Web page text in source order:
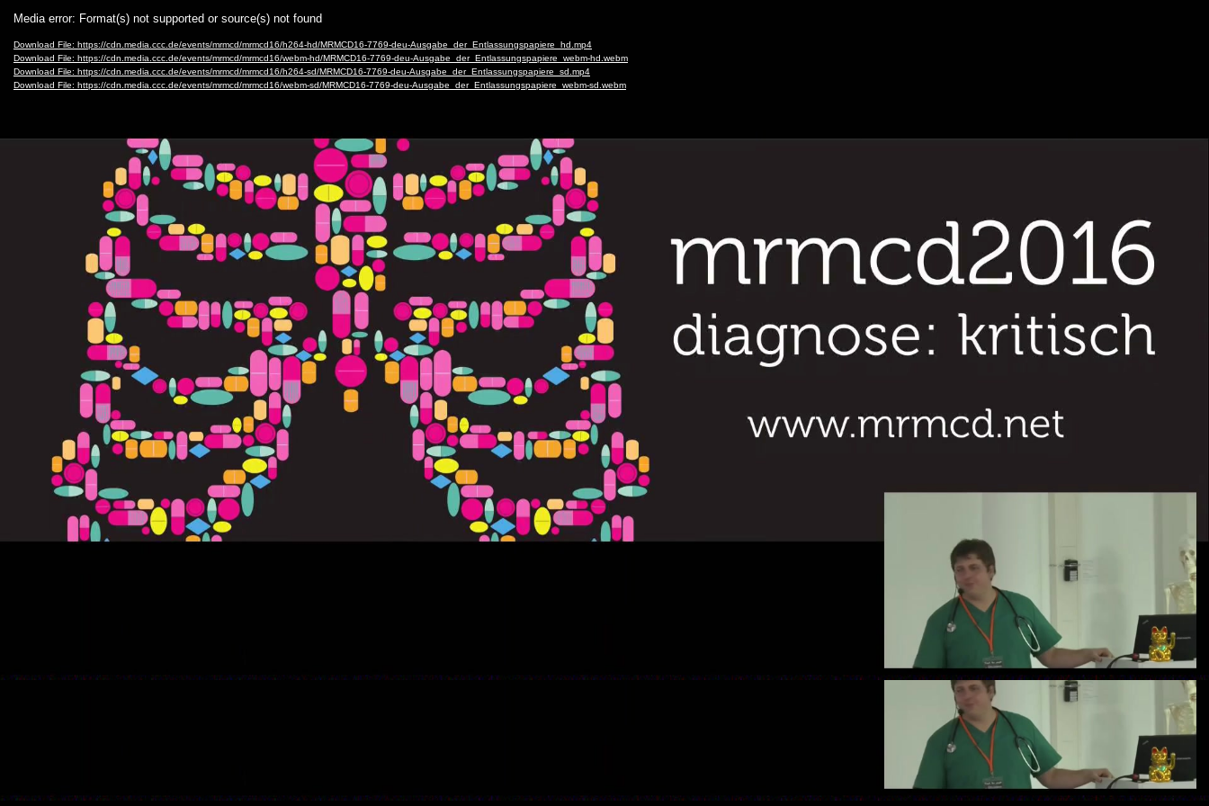
PlayerMedia error: Format(s) not supported or source(s) not found
Download File: https://cdn.media.ccc.de/events/mrmcd/mrmcd16/h264-hd/MRMCD16-7769-deu-Ausgabe_der_Entlassungspapiere_hd.mp4
Download File: https://cdn.media.ccc.de/events/mrmcd/mrmcd16/webm-hd/MRMCD16-7769-deu-Ausgabe_der_Entlassungspapiere_webm-hd.webm
Download File: https://cdn.media.ccc.de/events/mrmcd/mrmcd16/h264-sd/MRMCD16-7769-deu-Ausgabe_der_Entlassungspapiere_sd.mp4
Download File: https://cdn.media.ccc.de/events/mrmcd/mrmcd16/webm-sd/MRMCD16-7769-deu-Ausgabe_der_Entlassungspapiere_webm-sd.webm